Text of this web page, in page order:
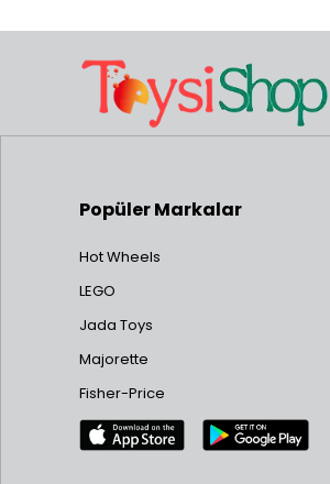
Popüler Markalar
Hot Wheels
LEGO
Jada Toys
Majorette
Fisher-Price